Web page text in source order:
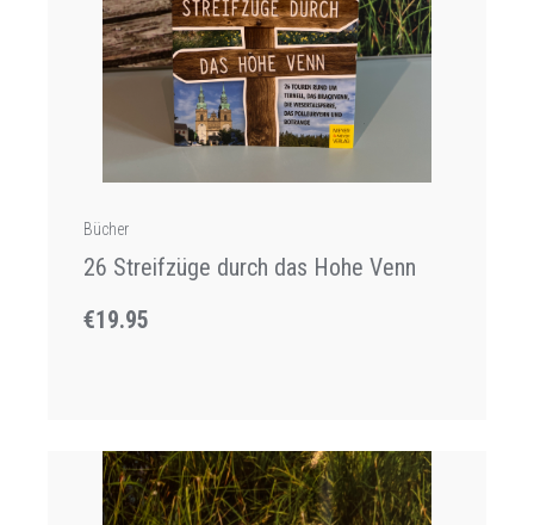
Bücher
26 Streifzüge durch das Hohe Venn
€19.95